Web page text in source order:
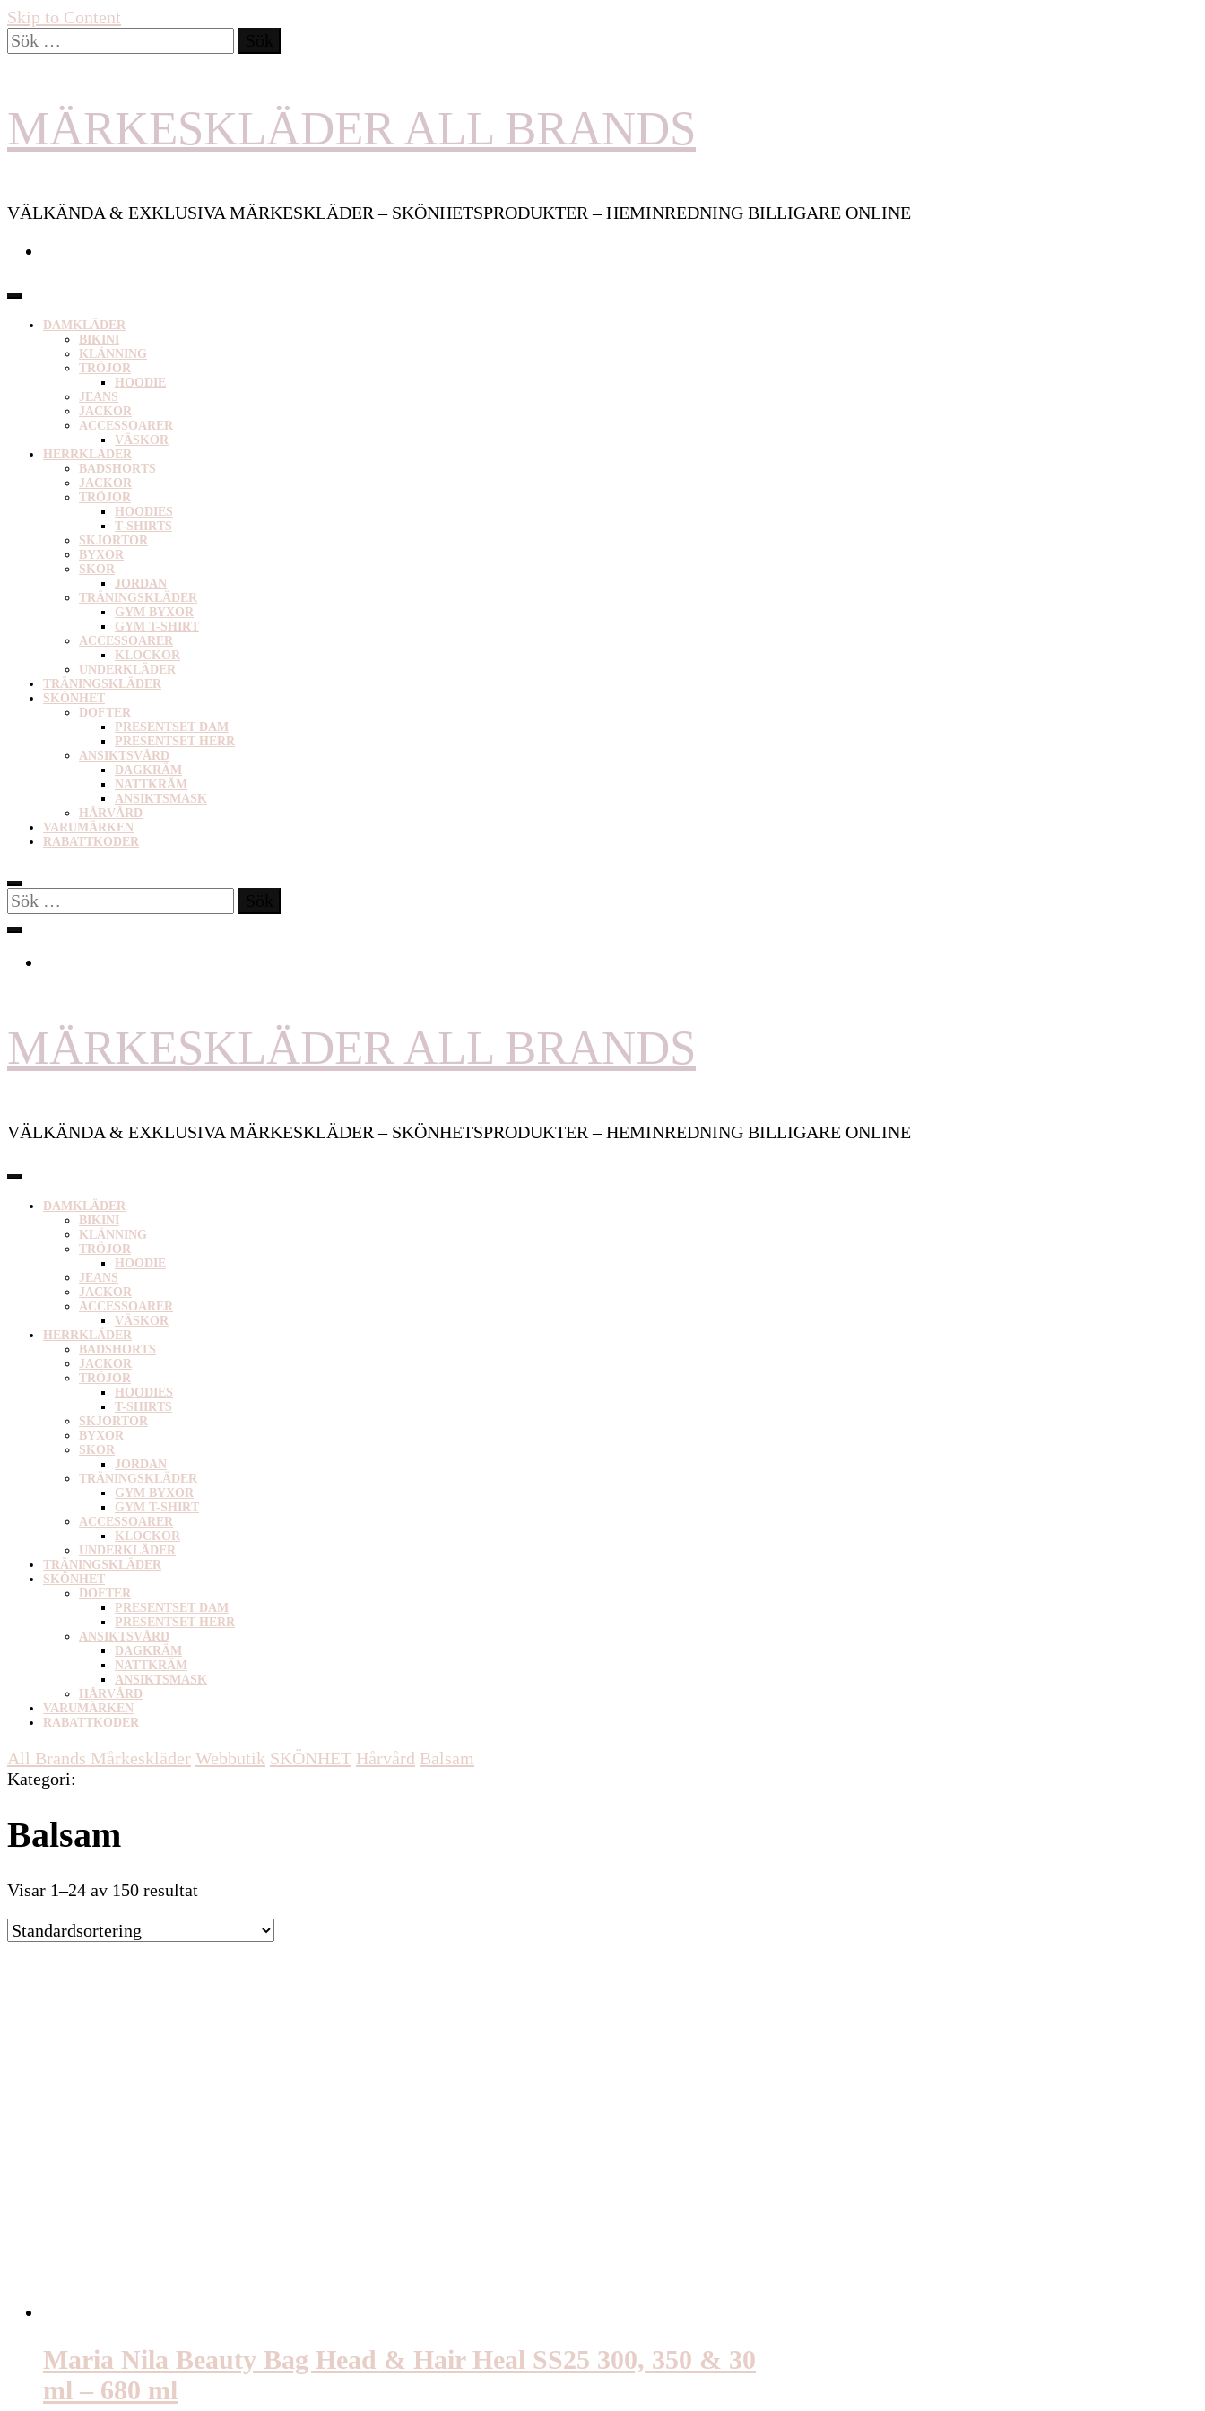
Skip to Content
Sök
efter:
MÄRKESKLÄDER ALL BRANDS
VÄLKÄNDA & EXKLUSIVA MÄRKESKLÄDER – SKÖNHETSPRODUKTER – HEMINREDNING BILLIGARE ONLINE
DAMKLÄDER
BIKINI
KLÄNNING
TRÖJOR
HOODIE
JEANS
JACKOR
ACCESSOARER
VÄSKOR
HERRKLÄDER
BADSHORTS
JACKOR
TRÖJOR
HOODIES
T-SHIRTS
SKJORTOR
BYXOR
SKOR
JORDAN
TRÄNINGSKLÄDER
GYM BYXOR
GYM T-SHIRT
ACCESSOARER
KLOCKOR
UNDERKLÄDER
TRÄNINGSKLÄDER
SKÖNHET
DOFTER
PRESENTSET DAM
PRESENTSET HERR
ANSIKTSVÅRD
DAGKRÄM
NATTKRÄM
ANSIKTSMASK
HÅRVÅRD
VARUMÄRKEN
RABATTKODER
Sök
efter:
MÄRKESKLÄDER ALL BRANDS
VÄLKÄNDA & EXKLUSIVA MÄRKESKLÄDER – SKÖNHETSPRODUKTER – HEMINREDNING BILLIGARE ONLINE
DAMKLÄDER
BIKINI
KLÄNNING
TRÖJOR
HOODIE
JEANS
JACKOR
ACCESSOARER
VÄSKOR
HERRKLÄDER
BADSHORTS
JACKOR
TRÖJOR
HOODIES
T-SHIRTS
SKJORTOR
BYXOR
SKOR
JORDAN
TRÄNINGSKLÄDER
GYM BYXOR
GYM T-SHIRT
ACCESSOARER
KLOCKOR
UNDERKLÄDER
TRÄNINGSKLÄDER
SKÖNHET
DOFTER
PRESENTSET DAM
PRESENTSET HERR
ANSIKTSVÅRD
DAGKRÄM
NATTKRÄM
ANSIKTSMASK
HÅRVÅRD
VARUMÄRKEN
RABATTKODER
All Brands Mårkeskläder Webbutik SKÖNHET Hårvård Balsam
Kategori:
Balsam
Visar 1–24 av 150 resultat
Maria Nila Beauty Bag Head & Hair Heal SS25 300, 350 & 30
ml – 680 ml